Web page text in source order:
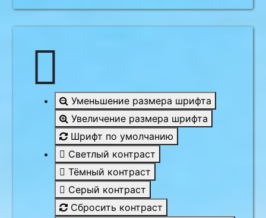
Уменьшение размера шрифта
Увеличение размера шрифта
Шрифт по умолчанию
Светлый контраст
Тёмный контраст
Серый контраст
Сбросить контраст